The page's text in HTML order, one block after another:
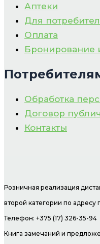
Аптеки
Для
Оплата
Бронирование
Обработка
Договор
Контакты
Розничная реализация
второй категории по
Телефон: +375 (17) 326-35-94
Книга замечаний и